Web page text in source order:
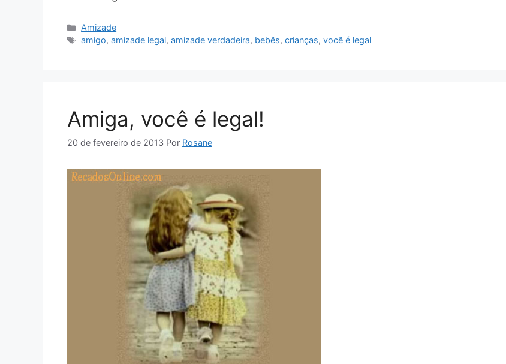
Categorias
Amizade
Tags
amigo,amizade legal,amizade verdadeira, bebês,crianças,você é legal
Amiga, você é legal!
20 de fevereiro de 2013 Por Rosane